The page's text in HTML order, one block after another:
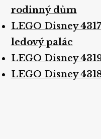
rodinný dům
LEGO Disney
ledový palác
LEGO Disney
LEGO Disney